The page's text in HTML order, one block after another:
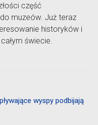
część
muzeów. Już teraz
historyków i
świecie.
wyspy podbijają